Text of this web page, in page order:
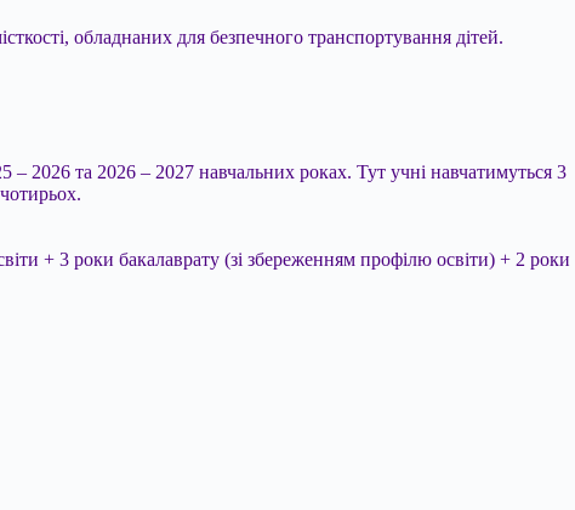
обладнаних для безпечного транспортування дітей.
– 2026 та 2026 – 2027 навчальних роках. Тут учні навчатимуться 3
+ 3 роки бакалаврату (зі збереженням профілю освіти) + 2 роки